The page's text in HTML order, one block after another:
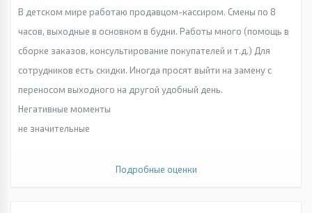
В детском мире работаю продавцом-кассиром. Смены по 8
часов, выходные в основном в будни. Работы много (помощь в
сборке заказов, консультирование покупателей и т.д.) Для
сотрудников есть скидки. Иногда просят выйти на замену с
переносом выходного на другой удобный день.
Негативные моменты
не значительные
Подробные оценки